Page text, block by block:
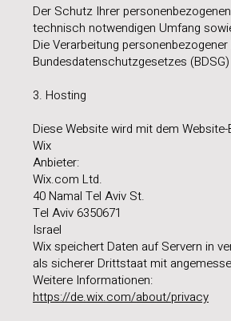
Der Schutz Ihrer
technisch notwendigen Umfang
Die Verarbeitung
Bundesdatenschutzgesetzes
3. Hosting
Diese Website wird mit dem
Wix
Anbieter:
Wix.com Ltd.
40 Namal Tel Aviv St.
Tel Aviv 6350671
Israel
Wix speichert Daten auf Servern in
als sicherer Drittstaat mit
Weitere Informationen:
https://de.wix.com/about/privacy